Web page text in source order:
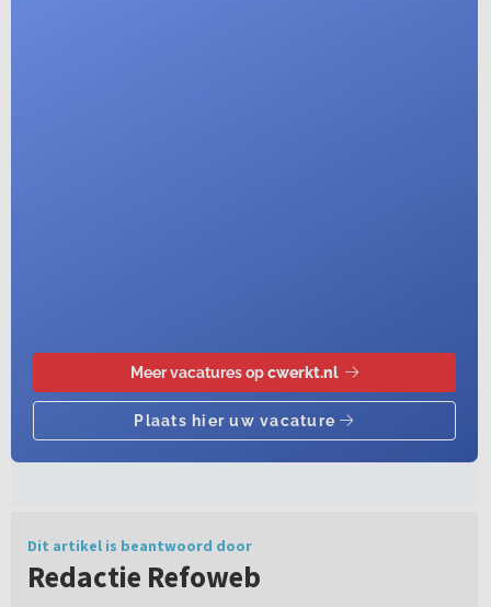
Dit artikel is beantwoord door
Redactie Refoweb